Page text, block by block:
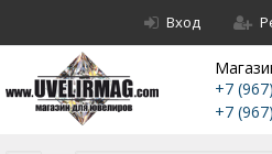
Вход
+7 (967)
+7 (967)